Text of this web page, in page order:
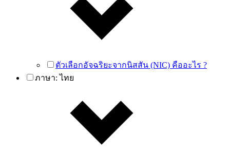
ตัวเลือกอัจฉริยะจากนิสสัน (NIC) คืออะไร ?
ภาษา:ไทย